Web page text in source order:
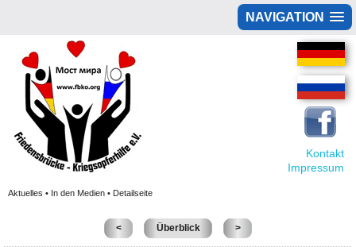
NAVIGATION
Kontakt
Impressum
Aktuelles • In den Medien • Detailseite
< Überblick >